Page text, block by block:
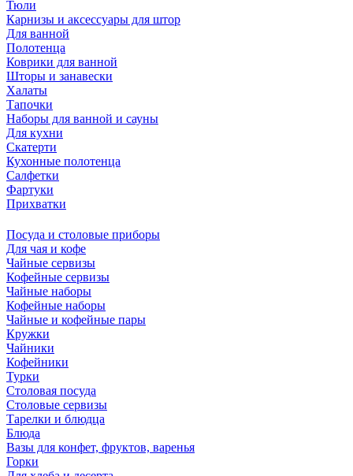
Тюли
Карнизы и аксессуары для штор
Для ванной
Полотенца
Коврики для ванной
Шторы и занавески
Халаты
Тапочки
Наборы для ванной и сауны
Для кухни
Скатерти
Кухонные полотенца
Салфетки
Фартуки
Прихватки
Посуда и столовые приборы
Для чая и кофе
Чайные сервизы
Кофейные сервизы
Чайные наборы
Кофейные наборы
Чайные и кофейные пары
Кружки
Чайники
Кофейники
Турки
Столовая посуда
Столовые сервизы
Тарелки и блюдца
Блюда
Вазы для конфет, фруктов, варенья
Горки